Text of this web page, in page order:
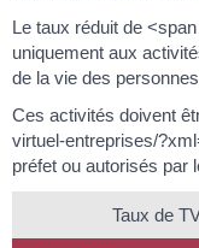
Le taux réduit de
uniquement aux
de la vie des
Ces activités doivent
virtuel-entreprises/
préfet ou autorisés par
Taux de